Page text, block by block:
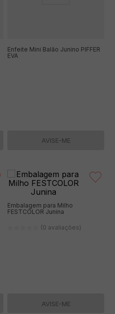
Enfeite Mini Balão Junino PIFFER
EVA
AVISE-ME
Embalagem para Milho
FESTCOLOR Junina
(0 avaliações)
AVISE-ME